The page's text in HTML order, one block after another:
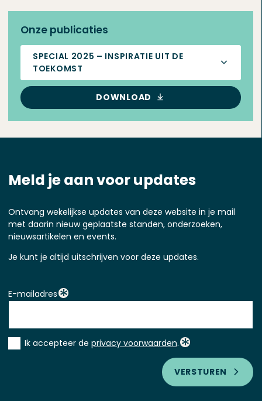
Onze publicaties
SPECIAL 2025 – INSPIRATIE UIT DE
TOEKOMST
DOWNLOAD
Meld je aan voor updates
Ontvang wekelijkse updates van deze website in je mail
met daarin nieuw geplaatste standen, onderzoeken,
nieuwsartikelen en events.
Je kunt je altijd uitschrijven voor deze updates.
E-mailadres
Instemming
Ik accepteer de privacy voorwaarden.
VERSTUREN